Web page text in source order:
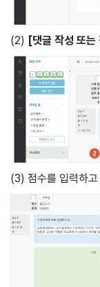
(2) [댓글 작성 또는
(3) 점수를 입력하고